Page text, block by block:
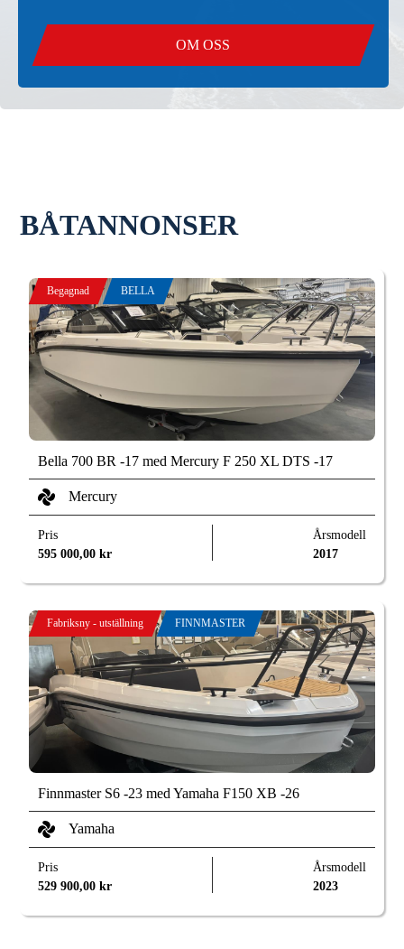
OM OSS
BÅTANNONSER
Begagnad BELLA
Bella 700 BR -17 med Mercury F 250 XL DTS -17
Mercury
Pris
595 000,00kr
Årsmodell
2017
Fabriksny - utställning FINNMASTER
Finnmaster S6 -23 med Yamaha F150 XB -26
Yamaha
Pris
529 900,00kr
Årsmodell
2023